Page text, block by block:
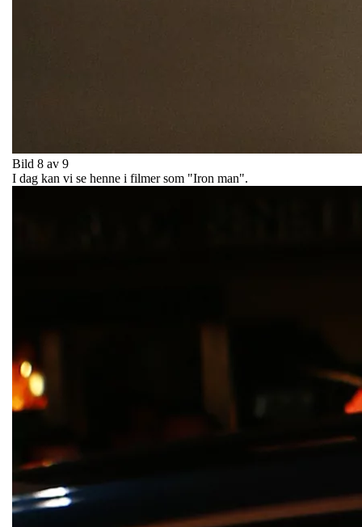
Bild 8 av 9
I dag kan vi se henne i filmer som "Iron man".